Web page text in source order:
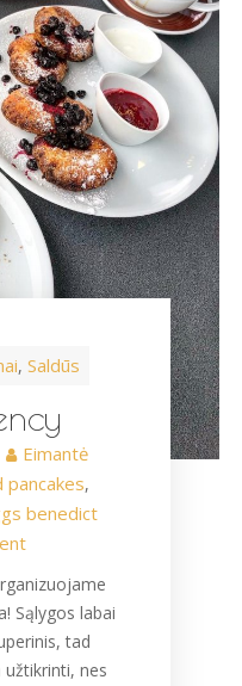
, Saldūs
Eimantė
pancakes,
benedict
Sąlygos labai
tad
užtikrinti, nes